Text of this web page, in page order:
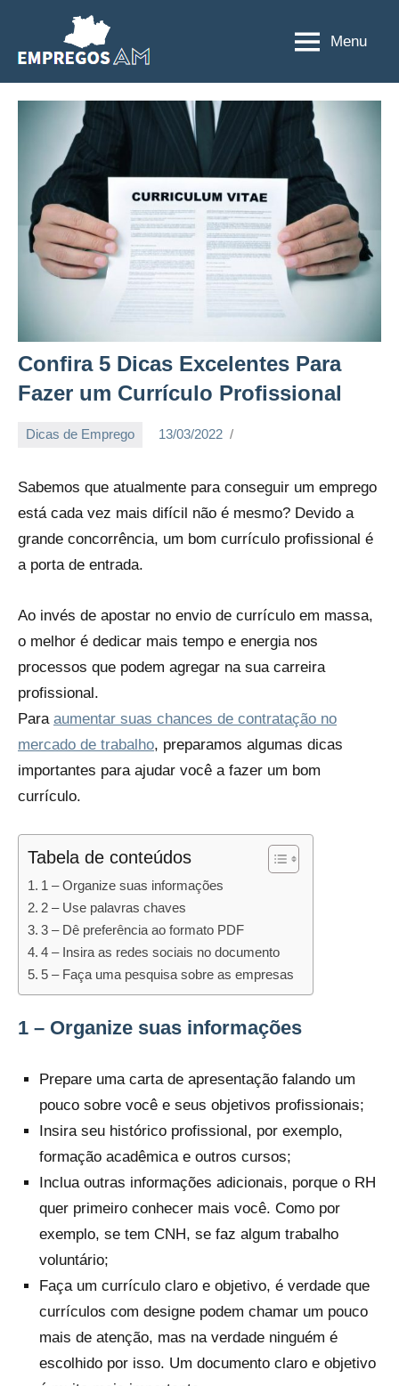
conteúdo
AM
aqui
Menu
Confira 5 Dicas Excelentes Para
Fazer um Currículo Profissional
Dicas de Emprego 13/03/2022
Sabemos que atualmente para conseguir um emprego
está cada vez mais difícil não é mesmo? Devido a
grande concorrência, um bom currículo profissional é
a porta de entrada.
Ao invés de apostar no envio de currículo em massa,
o melhor é dedicar mais tempo e energia nos
processos que podem agregar na sua carreira
profissional.
Para aumentar suas chances de contratação no
mercado de trabalho, preparamos algumas dicas
importantes para ajudar você a fazer um bom
currículo.
Tabela de conteúdos
1 – Organize suas informações
2 – Use palavras chaves
3 – Dê preferência ao formato PDF
4 – Insira as redes sociais no documento
5 – Faça uma pesquisa sobre as empresas
1 – Organize suas informações
Prepare uma carta de apresentação falando um
pouco sobre você e seus objetivos profissionais;
Insira seu histórico profissional, por exemplo,
formação acadêmica e outros cursos;
Inclua outras informações adicionais, porque o RH
quer primeiro conhecer mais você. Como por
exemplo, se tem CNH, se faz algum trabalho
voluntário;
Faça um currículo claro e objetivo, é verdade que
currículos com designe podem chamar um pouco
mais de atenção, mas na verdade ninguém é
escolhido por isso. Um documento claro e objetivo